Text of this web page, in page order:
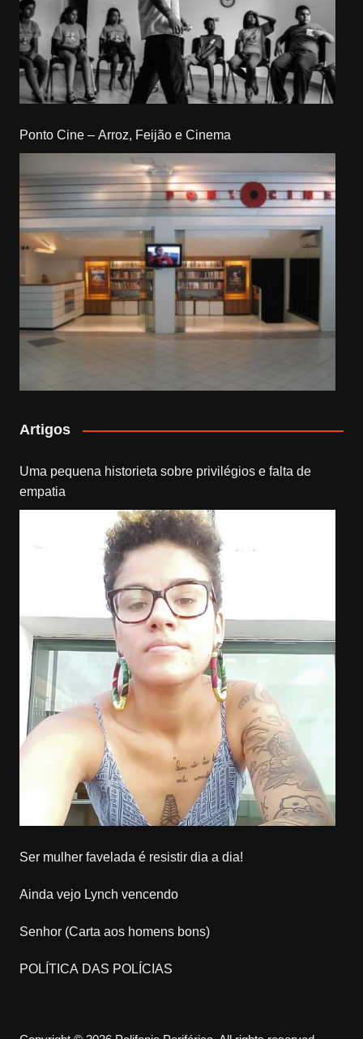
Ponto Cine – Arroz, Feijão e Cinema
Artigos
Uma pequena historieta sobre privilégios e falta de
empatia
Ser mulher favelada é resistir dia a dia!
Ainda vejo Lynch vencendo
Senhor (Carta aos homens bons)
POLÍTICA DAS POLÍCIAS